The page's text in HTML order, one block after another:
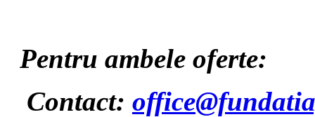
Pentru ambele oferte:
Contact: